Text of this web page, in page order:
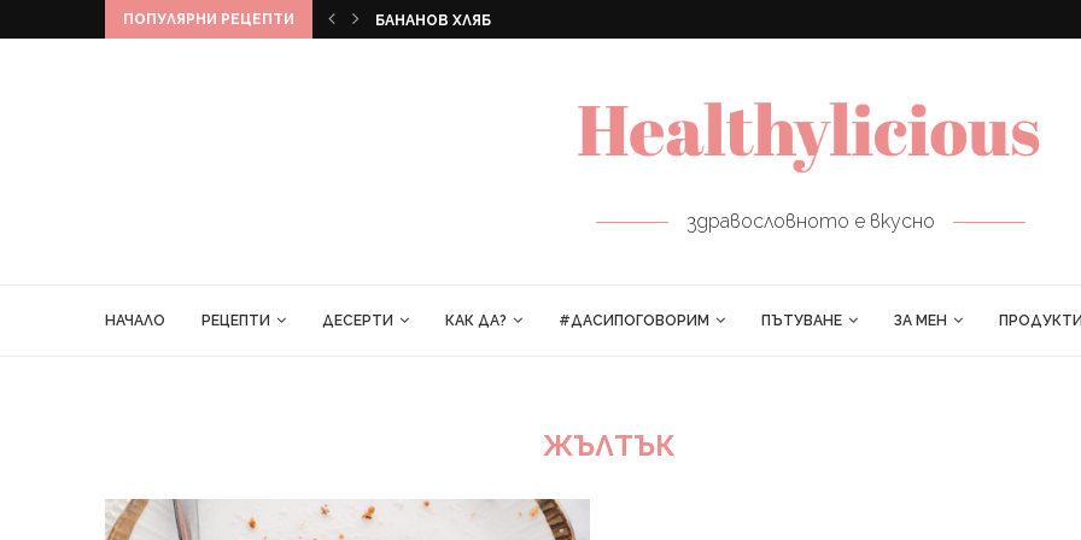
ПОПУЛЯРНИ РЕЦЕПТИ БАНАНОВ ХЛЯБ
здравословното е вкусно
НАЧАЛО РЕЦЕПТИ ДЕСЕРТИ КАК ДА? #ДАСИПОГОВОРИМ ПЪТУВАНЕ ЗА МЕН ПРОДУКТИ
ЖЪЛТЪК